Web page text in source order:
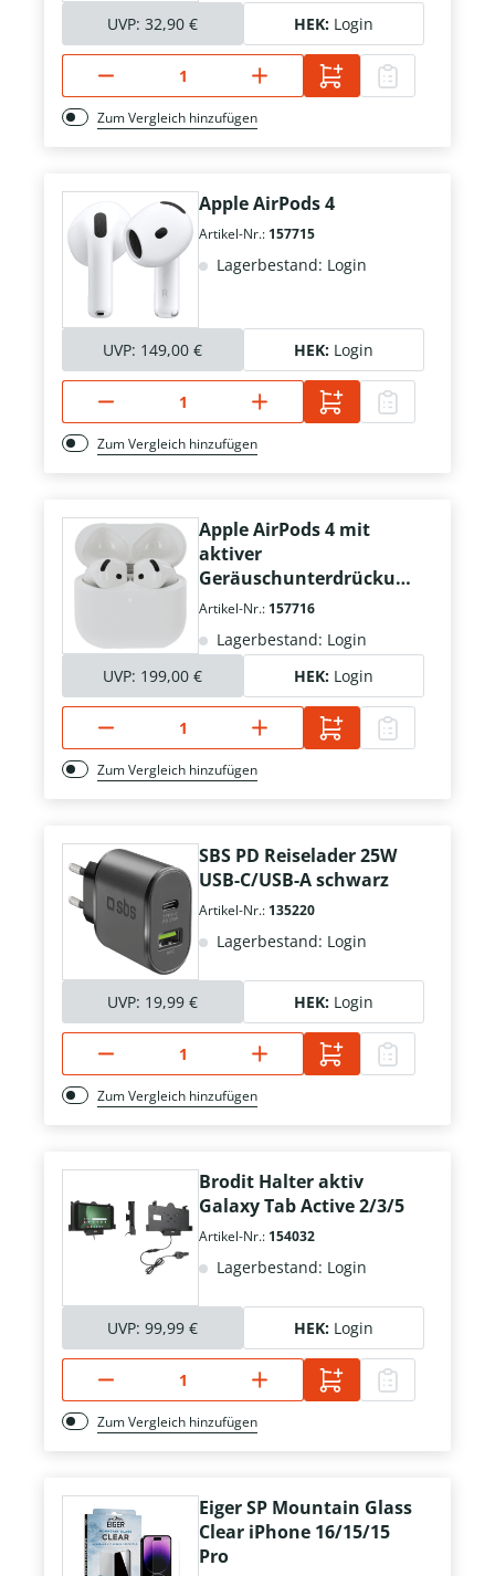
UVP: 32,90 € HEK: Login
Zum Vergleich hinzufügen
Apple AirPods 4
Artikel-Nr.: 157715
Lagerbestand: Login
UVP: 149,00 € HEK: Login
Zum Vergleich hinzufügen
Apple AirPods 4 mit
aktiver
Geräuschunterdrückun
g
Artikel-Nr.: 157716
Lagerbestand: Login
UVP: 199,00 € HEK: Login
Zum Vergleich hinzufügen
SBS PD Reiselader 25W
USB-C/USB-A schwarz
Artikel-Nr.: 135220
Lagerbestand: Login
UVP: 19,99 € HEK: Login
Zum Vergleich hinzufügen
Brodit Halter aktiv
Galaxy Tab Active 2/3/5
Artikel-Nr.: 154032
Lagerbestand: Login
UVP: 99,99 € HEK: Login
Zum Vergleich hinzufügen
Eiger SP Mountain Glass
Clear iPhone 16/15/15
Pro